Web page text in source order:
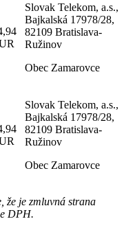
Slovak Telekom, a.s.,
Bajkalská 17978/28,
82109 Bratislava-
Ružinov
Obec Zamarovce
Slovak Telekom, a.s.,
Bajkalská 17978/28,
82109 Bratislava-
Ružinov
Obec Zamarovce
že je zmluvná strana
DPH.